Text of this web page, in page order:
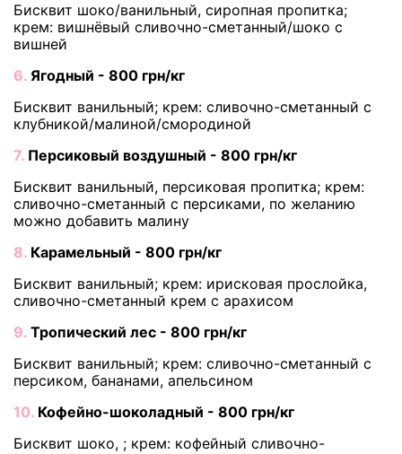
Бисквит шоко/ванильный, сиропная пропитка;
крем: вишнёвый сливочно-сметанный/шоко с
вишней
6. Ягодный - 800 грн/кг
Бисквит ванильный; крем: сливочно-сметанный с
клубникой/малиной/смородиной
7. Персиковый воздушный - 800 грн/кг
Бисквит ванильный, персиковая пропитка; крем:
сливочно-сметанный с персиками, по желанию
можно добавить малину
8. Карамельный - 800 грн/кг
Бисквит ванильный; крем: ирисковая прослойка,
сливочно-сметанный крем с арахисом
9. Тропический лес - 800 грн/кг
Бисквит ванильный; крем: сливочно-сметанный с
персиком, бананами, апельсином
10. Кофейно-шоколадный - 800 грн/кг
Бисквит шоко, ; крем: кофейный сливочно-